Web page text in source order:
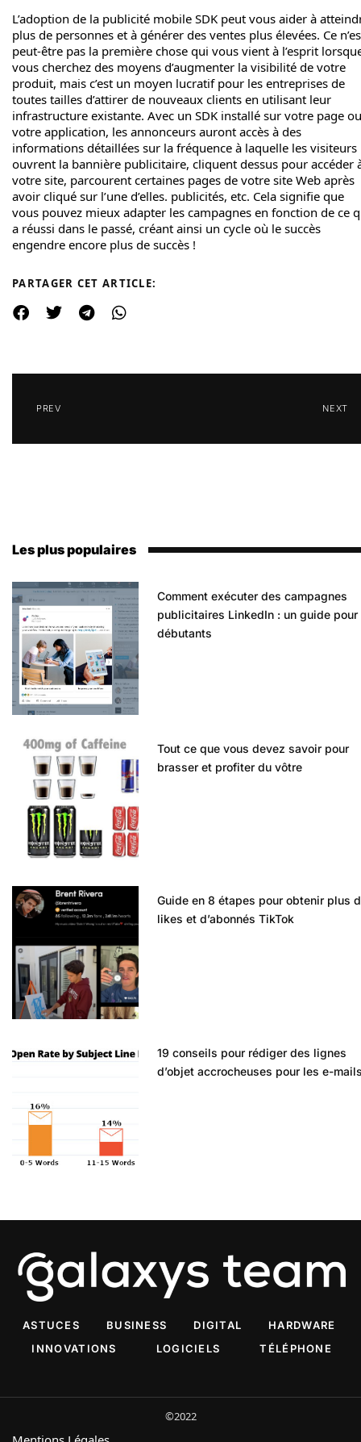
L’adoption de la publicité mobile SDK peut vous aider à
plus de personnes et à générer des ventes plus élevées. Ce
peut-être pas la première chose qui vous vient à l’esprit
vous cherchez des moyens d’augmenter la visibilité de votre
produit, mais c’est un moyen lucratif pour les entreprises de
toutes tailles d’attirer de nouveaux clients en utilisant leur
infrastructure existante. Avec un SDK installé sur votre page ou
votre application, les annonceurs auront accès à des
informations détaillées sur la fréquence à laquelle les visiteurs
ouvrent la bannière publicitaire, cliquent dessus pour accéder
votre site, parcourent certaines pages de votre site Web après
avoir cliqué sur l’une d’elles. publicités, etc. Cela signifie que
vous pouvez mieux adapter les campagnes en fonction de ce
a réussi dans le passé, créant ainsi un cycle où le succès
engendre encore plus de succès !
PARTAGER CET ARTICLE:
PREV NEXT
Les plus populaires
Comment exécuter des campagnes
publicitaires LinkedIn : un guide pour
débutants
Tout ce que vous devez savoir pour
brasser et profiter du vôtre
Guide en 8 étapes pour obtenir plus
likes et d’abonnés TikTok
19 conseils pour rédiger des lignes
d’objet accrocheuses pour les e-
ASTUCES BUSINESS DIGITAL
HARDWARE
INNOVATIONS
LOGICIELS TÉLÉPHONE
©2022